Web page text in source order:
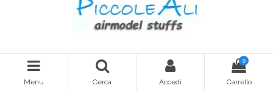
Menu Cerca Accedi
0
Carrello